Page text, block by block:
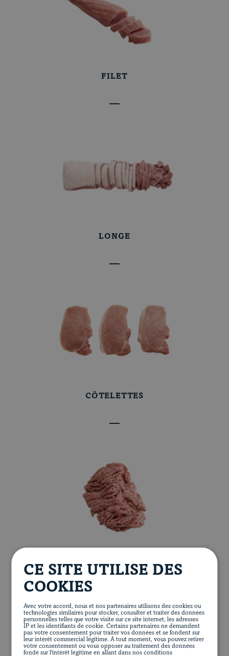
FILET
LONGE
CÔTELETTES
CE SITE UTILISE DES
COOKIES
Avec votre accord, nous et nos partenaires utilisons des cookies ou
technologies similaires pour stocker, consulter et traiter des données
personnelles telles que votre visite sur ce site internet, les adresses
IP et les identifiants de cookie. Certains partenaires ne demandent
pas votre consentement pour traiter vos données et se fondent sur
leur intérêt commercial légitime. À tout moment, vous pouvez retirer
votre consentement ou vous opposer au traitement des données
fondé sur l'intérêt légitime en allant dans nos conditions